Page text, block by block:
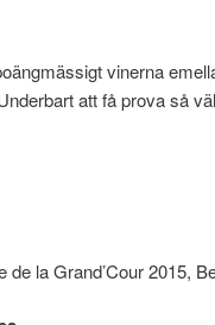
vinerna
att få prova så
la Grand’Cour 2015,